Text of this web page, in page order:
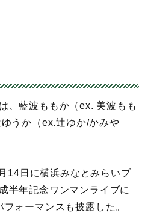
、藍波ももか（ex. 美波もも
うか（ex.辻ゆか/かみや
14日に横浜みなとみらいブ
半年記念ワンマンライブに
ォーマンスも披露した。